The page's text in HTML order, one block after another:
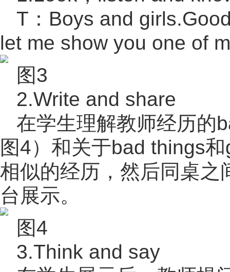
T：Boys and
let me show you one of
图3
2.Write and share
在学生理解教师经历的
图4）和关于bad things
相似的经历，然后同桌之
台展示。
图4
3.Think and say